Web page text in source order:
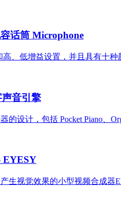
话筒 Microphone
、低增益设置，并且具有十种
音引擎
设计，包括 Pocket Piano、
EYESY
生视觉效果的小型视频合成